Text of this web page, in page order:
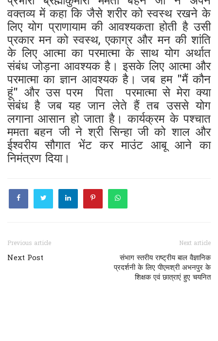
वक्तव्य में कहा कि जैसे शरीर को स्वस्थ रखने के
लिए योग प्राणायाम की आवश्यकता होती है उसी
प्रकार मन को स्वस्थ, एकाग्र और मन की शांति
के लिए आत्मा का परमात्मा के साथ योग अर्थात
संबंध जोड़ना आवश्यक है। इसके लिए आत्मा और
परमात्मा का ज्ञान आवश्यक है। जब हम "मैं कौन
हूं" और उस परम पिता परमात्मा से मेरा क्या
संबंध है जब यह जान लेते हैं तब उससे योग
लगाना आसान हो जाता है। कार्यक्रम के पश्चात
ममता बहन जी ने श्री सिन्हा जी को शाल और
ईश्वरीय सौगात भेंट कर माउंट आबू आने का
निमंत्रण दिया।
Previous article
Next Post
Next article
संभाग स्तरीय राष्ट्रीय बाल वैज्ञानिक
प्रदर्शनी के लिए पीएमश्री अभनपुर के
शिक्षक एवं छात्राएं हुए चयनित